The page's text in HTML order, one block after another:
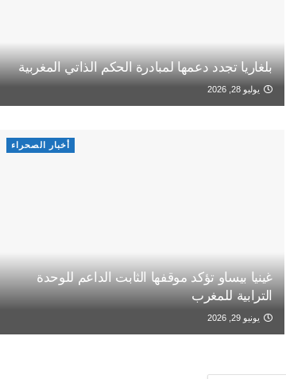
بلغاريا تجدد دعمها لمبادرة الحكم الذاتي المغربية
يوليو 28, 2026
أخبار الصحراء
غينيا بيساو تؤكد موقفها الثابت الداعم للوحدة
الترابية للمغرب
يونيو 29, 2026